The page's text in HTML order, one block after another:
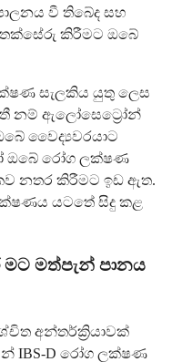
වී තිබේද සහ
කිරීමට ඔබේ
සැලකිය යුතු ලෙස
නම් ඇලෝසෙට්‍රෝන්
වෛද්‍යවරයාට
ඔබේ රෝග ලක්ෂණ
නතර කිරීමට ඉඩ ඇත.
යටතේ සිදු කළ
මත්පැන් පානය
අන්තර්ක්‍රියාවක්
IBS-D රෝග ලක්ෂණ